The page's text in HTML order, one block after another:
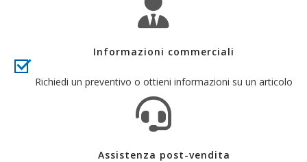
Informazioni commerciali
Richiedi un preventivo o ottieni informazioni su un articolo
Assistenza post-vendita